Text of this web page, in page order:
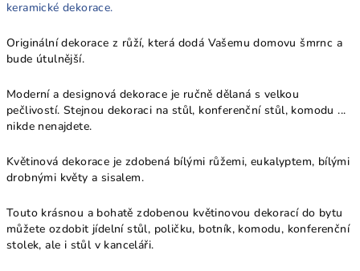
keramické dekorace.
Originální dekorace z růží, která dodá Vašemu domovu šmrnc a
bude útulnější.
Moderní a designová dekorace je ručně dělaná s velkou
pečlivostí. Stejnou dekoraci na stůl, konferenční stůl, komodu ...
nikde nenajdete.
Květinová dekorace je zdobená bílými růžemi, eukalyptem, bílými
drobnými květy a sisalem.
Touto krásnou a bohatě zdobenou květinovou dekorací do bytu
můžete ozdobit jídelní stůl, poličku, botník, komodu, konferenční
stolek, ale i stůl v kanceláři.